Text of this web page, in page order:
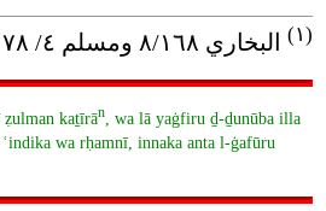
(١) البخاري ٨/١٦٨ ومسلم ٤/ ٢٠٧٨
kaṯīrān, wa lā yaġfiru ḏ-ḏunūba illa
wa rḥamnī, innaka anta l-ġafūru